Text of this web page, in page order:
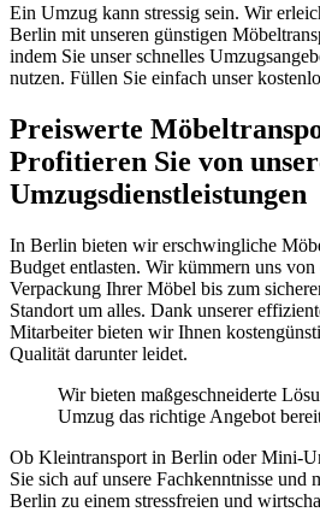
Ein Umzug kann stressig sein. Wir
Berlin mit unseren günstigen
indem Sie unser schnelles
nutzen. Füllen Sie einfach unser
Preiswerte
Profitieren Sie von
Umzugsdienstleistungen
In Berlin bieten wir erschwingliche
Budget entlasten. Wir kümmern uns von
Verpackung Ihrer Möbel bis zum
Standort um alles. Dank unserer
Mitarbeiter bieten wir Ihnen
Qualität darunter leidet.
Wir bieten maßgeschneiderte
Umzug das richtige Angebot
Ob Kleintransport in Berlin oder Mini-
Sie sich auf unsere Fachkenntnisse und
Berlin zu einem stressfreien und